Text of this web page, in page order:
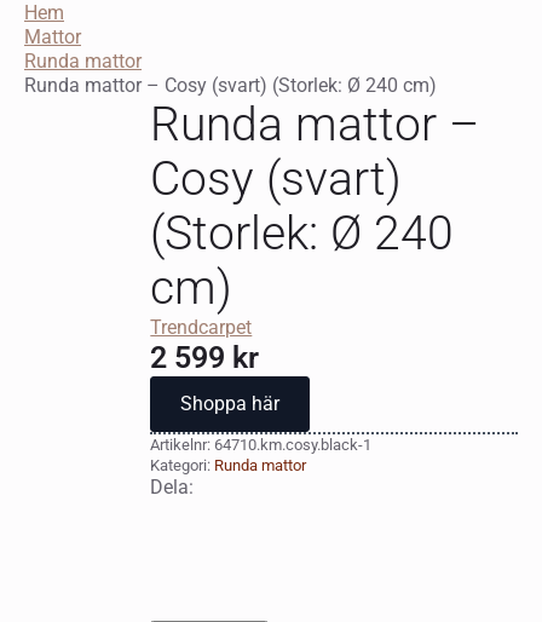
Hem
Mattor
Runda mattor
Runda mattor – Cosy (svart) (Storlek: Ø 240 cm)
Runda mattor –
Cosy (svart)
(Storlek: Ø 240
cm)
Trendcarpet
2 599 kr
Shoppa här
Artikelnr: 64710.km.cosy.black-1
Kategori: Runda mattor
Dela: